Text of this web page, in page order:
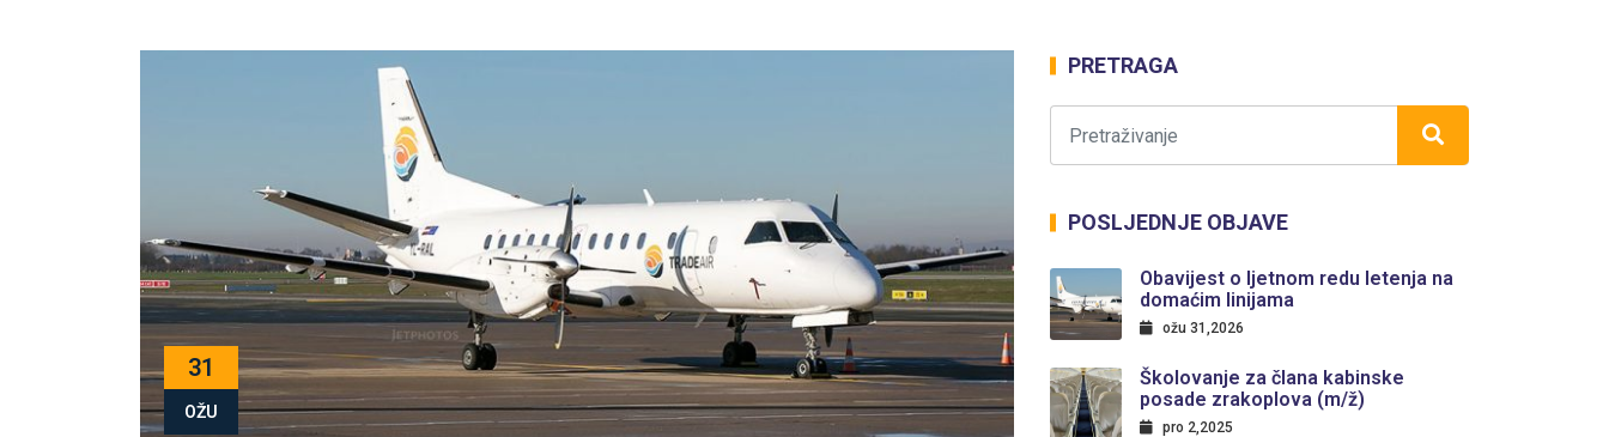
31
OŽU
PRETRAGA
POSLJEDNJE OBJAVE
Obavijest o ljetnom redu letenja na
domaćim linijama
ožu 31,2026
Školovanje za člana kabinske
posade zrakoplova (m/ž)
pro 2,2025